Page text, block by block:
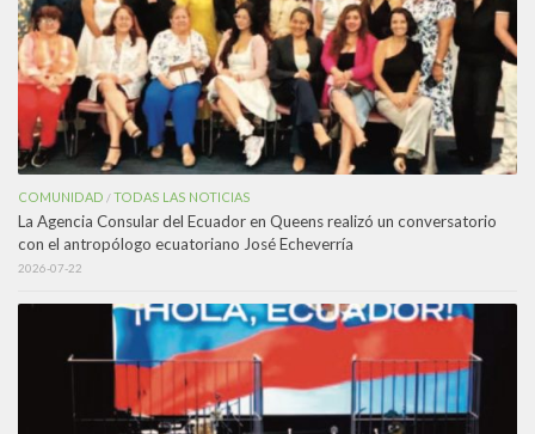
COMUNIDAD /TODAS LAS NOTICIAS
La Agencia Consular del Ecuador en Queens realizó un conversatorio
con el antropólogo ecuatoriano José Echeverría
2026-07-22